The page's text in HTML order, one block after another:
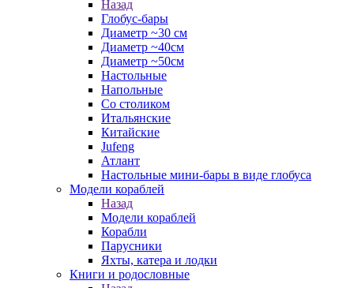
Назад
Глобус-бары
Диаметр ~30 см
Диаметр ~40см
Диаметр ~50см
Настольные
Напольные
Со столиком
Итальянские
Китайские
Jufeng
Атлант
Настольные мини-бары в виде глобуса
Модели кораблей
Назад
Модели кораблей
Корабли
Парусники
Яхты, катера и лодки
Книги и родословные